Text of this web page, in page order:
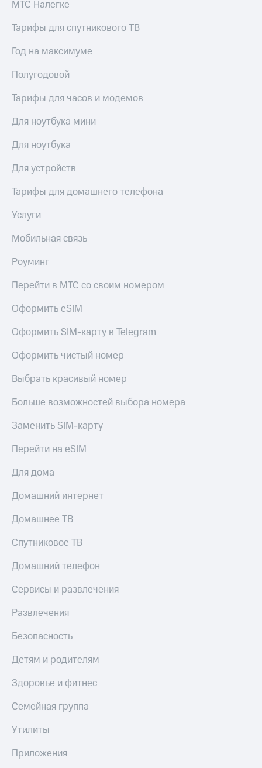
МТС Налегке
Тарифы для спутникового ТВ
Год на максимуме
Полугодовой
Тарифы для часов и модемов
Для ноутбука мини
Для ноутбука
Для устройств
Тарифы для домашнего телефона
Услуги
Мобильная связь
Роуминг
Перейти в МТС со своим номером
Оформить eSIM
Оформить SIM-карту в Telegram
Оформить чистый номер
Выбрать красивый номер
Больше возможностей выбора номера
Заменить SIM-карту
Перейти на eSIM
Для дома
Домашний интернет
Домашнее ТВ
Спутниковое ТВ
Домашний телефон
Сервисы и развлечения
Развлечения
Безопасность
Детям и родителям
Здоровье и фитнес
Семейная группа
Утилиты
Приложения